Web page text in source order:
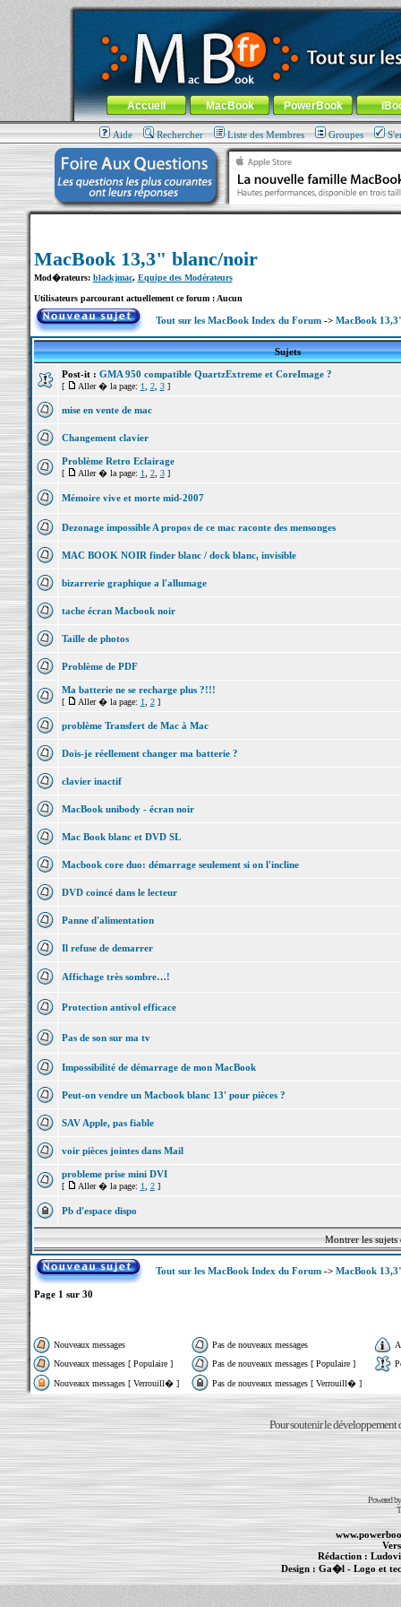
MacBook-fr.com : 100% Apple... 100% nomade !
Aller au contenu-Aller au menu général-Aller au menu de
Menu général
Accueil MacBook PowerBook
Aide Rechercher Liste des Membres Groupes
MacBook 13,3" blanc/noir
Mod�rateurs: blackjmac, Equipe des Modérateurs
Utilisateurs parcourant actuellement ce forum : Aucun
Tout sur les MacBook Index du Forum-> MacBook
Sujets
Post-it : GMA 950 compatible QuartzExtreme et CoreImage ?
[ Aller � la page: 1 2, 3]
mise en vente de mac
Changement clavier
Problème Retro Eclairage
[ Aller � la page: 1 2, 3]
Mémoire vive et morte mid-2007
Dezonage impossible A propos de ce mac raconte des mensonges
MAC BOOK NOIR finder blanc / dock blanc, invisible
bizarrerie graphique a l'allumage
tache écran Macbook noir
Taille de photos
Problème de PDF
Ma batterie ne se recharge plus ?!!!
[ Aller � la page: 1 2]
problème Transfert de Mac à Mac
Dois-je réellement changer ma batterie ?
clavier inactif
MacBook unibody - écran noir
Mac Book blanc et DVD SL
Macbook core duo: démarrage seulement si on l'incline
DVD coincé dans le lecteur
Panne d'alimentation
Il refuse de demarrer
Affichage très sombre…!
Protection antivol efficace
Pas de son sur ma tv
Impossibilité de démarrage de mon MacBook
Peut-on vendre un Macbook blanc 13' pour pièces ?
SAV Apple, pas fiable
voir pièces jointes dans Mail
probleme prise mini DVI
[ Aller � la page: 1 2]
Pb d'espace dispo
Montrer les
Tout sur les MacBook Index du Forum-> MacBook
Page 1 sur 30
Nouveaux messages Pas de nouveaux messages
Nouveaux messages [ Populaire ]
Pas de nouveaux messages [ Populaire ]
Nouveaux messages [ Verrouill� ]
Pas de nouveaux messages [ Verrouill� ]
Pour soutenir le développement
Powered
Rédaction :
Design :Ga�l - Logo et
PowerBook- MacBook Pro